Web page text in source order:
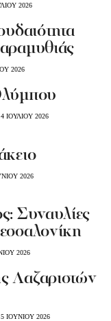
2026
2026
4 ΙΟΥΛΙΟΥ 2026
2026
Συναυλίες
2026
Λαζαριστών
5 ΙΟΥΝΙΟΥ 2026